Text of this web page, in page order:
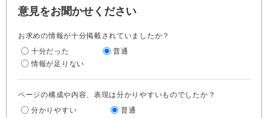
意見をお聞かせください
お求めの情報が十分掲載されていましたか？
十分だった
普通
情報が足りない
ページの構成や内容、表現は分かりやすいものでしたか？
分かりやすい
普通